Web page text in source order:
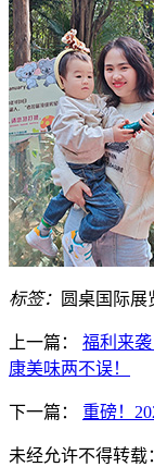
标签： 圆桌国际展
上一篇： 福利来
康美味两不误！
下一篇： 重磅！
未经允许不得转载